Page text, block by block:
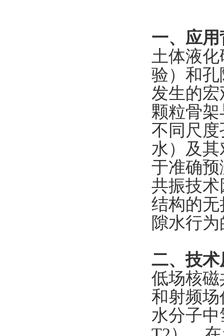
一、应
土体液
验）和
发生的
颗粒骨
不同尺
水）及
于准确
共振技
结构的
隙水行
二、技
低场核
和射频
水分子